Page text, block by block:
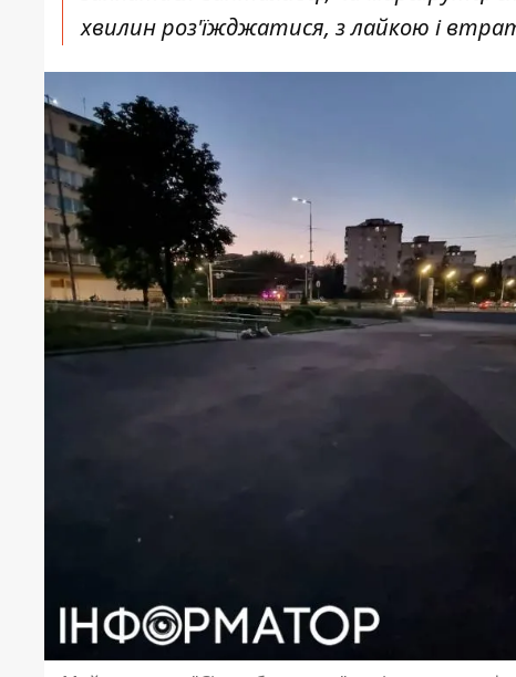
хвилин роз'їжджатися, з лайкою і